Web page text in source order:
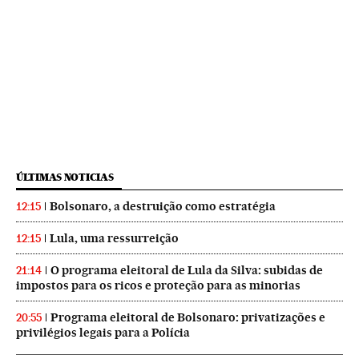
ÚLTIMAS NOTICIAS
12:15 Bolsonaro, a destruição como estratégia
12:15 Lula, uma ressurreição
21:14
O programa eleitoral de Lula da Silva: subidas de
impostos para os ricos e proteção para as minorias
20:55
Programa eleitoral de Bolsonaro: privatizações e
privilégios legais para a Polícia